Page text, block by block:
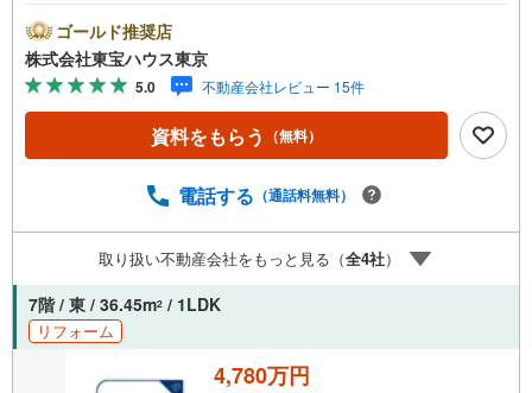
ayボーナスライトがもらえる「Yahoo！ 不動産 物件ご成約
キャンペーン」の対象になります。「資料をもらう」「見
学予約をする」ボタンからお問い合わせください。※必ずY
ahoo！ JAPAN IDでログインしてください。※PayPayボー
ナスライトは出金と譲渡はできません。ご案内・詳細な資
料のご請求はお気軽にどうぞ♪お電話でのお問い合わせも
ゴールド推奨店
株式会社東宝ハウス東京
5.0 不動産会社レビュー 15件
資料をもらう （無料）
電話する （通話料無料）
取り扱い不動産会社をもっと見る（全4社）
7階 / 東 / 36.45m2 / 1LDK
リフォーム
4,780万円